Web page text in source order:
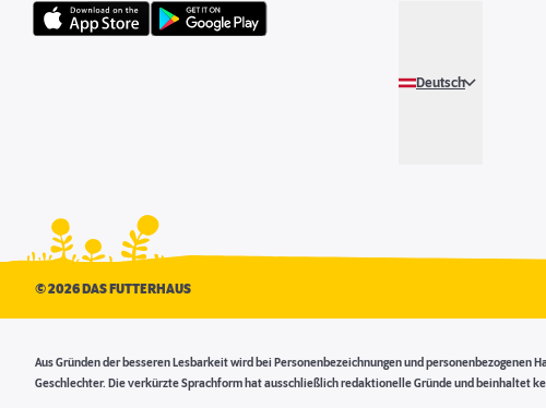
Deutsch
©2026 DAS FUTTERHAUS
Aus Gründen der besseren Lesbarkeit wird bei Personenbezeichnungen und
Geschlechter. Die verkürzte Sprachform hat ausschließlich redaktionelle Gründe und beinhaltet